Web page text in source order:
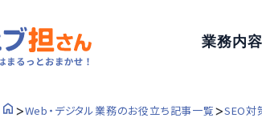
業務内容
>Web・デジタル業務のお役立ち記事一覧>SEO対